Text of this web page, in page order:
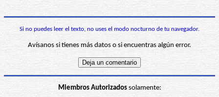
Si no puedes leer el texto, no uses el modo nocturno de tu navegador.
Avísanos si tienes más datos o si encuentras algún error.
Miembros Autorizadossolamente: